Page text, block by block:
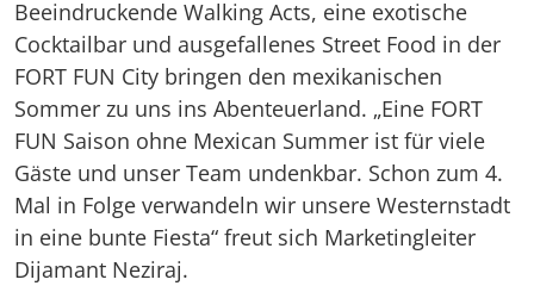
Beeindruckende Walking Acts, eine exotische
Cocktailbar und ausgefallenes Street Food in der
FORT FUN City bringen den mexikanischen
Sommer zu uns ins Abenteuerland. „Eine FORT
FUN Saison ohne Mexican Summer ist für viele
Gäste und unser Team undenkbar. Schon zum 4.
Mal in Folge verwandeln wir unsere Westernstadt
in eine bunte Fiesta“ freut sich Marketingleiter
Dijamant Neziraj.